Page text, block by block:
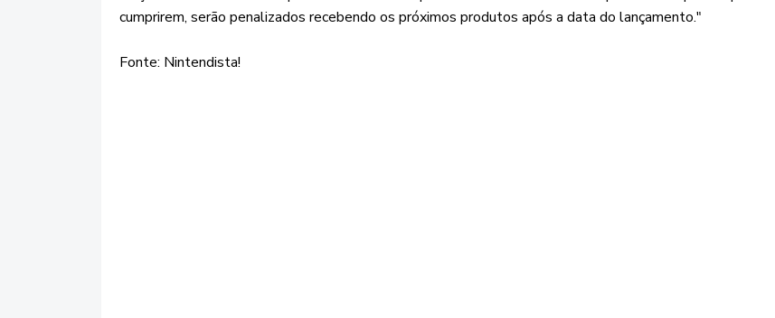
cumprirem, serão penalizados recebendo os próximos produtos após a data do lançamento."
Fonte: Nintendista!